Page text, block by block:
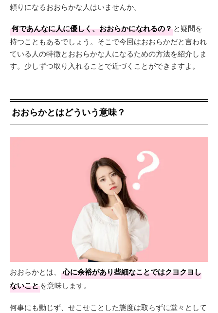
頼りになるおおらかな人はいませんか。
何であんなに人に優しく、おおらかになれるの？と疑問を
持つこともあるでしょう。そこで今回はおおらかだと言われ
ている人の特徴とおおらかな人になるための方法を紹介しま
す。少しずつ取り入れることで近づくことができますよ。
おおらかとはどういう意味？
おおらかとは、
心に余裕があり些細なことではクヨクヨし
ないことを意味します。
何事にも動じず、せこせことした態度は取らずに堂々として